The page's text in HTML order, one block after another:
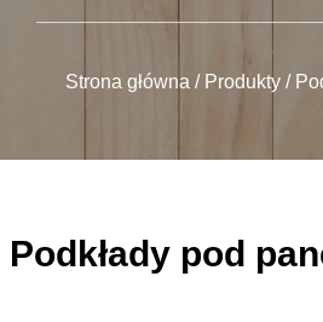
Strona główna / Produkty/
Podkłady pod